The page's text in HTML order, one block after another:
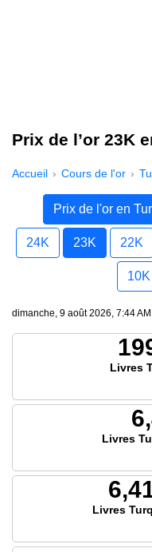
Prix de l’or 23K
Accueil Cours de l'or
Prix de l'or en
24K 23K 22K
10K
dimanche, 9 août 2026, 7:44 AM
Livres
Livres
Livres